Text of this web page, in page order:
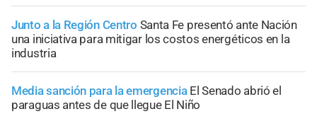
Junto a la Región Centro Santa Fe presentó ante Nación
una iniciativa para mitigar los costos energéticos en la
industria
Media sanción para la emergencia El Senado abrió el
paraguas antes de que llegue El Niño